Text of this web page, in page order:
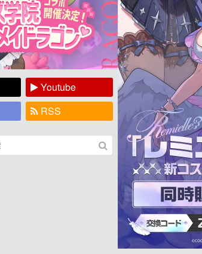
Youtube
RSS